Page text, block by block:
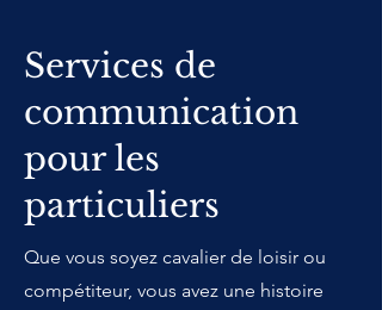
Services de
communication
pour les
particuliers
Que vous soyez cavalier de loisir ou
compétiteur, vous avez une histoire